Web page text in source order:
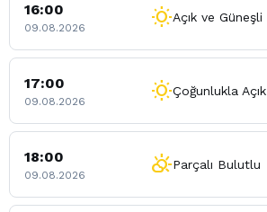
16:00
09.08.2026 wb_sunnyAçık ve Güneşli
17:00
09.08.2026 wb_sunnyÇoğunlukla Açık
18:00
09.08.2026 partly_cloudy_dayParçalı Bulutlu